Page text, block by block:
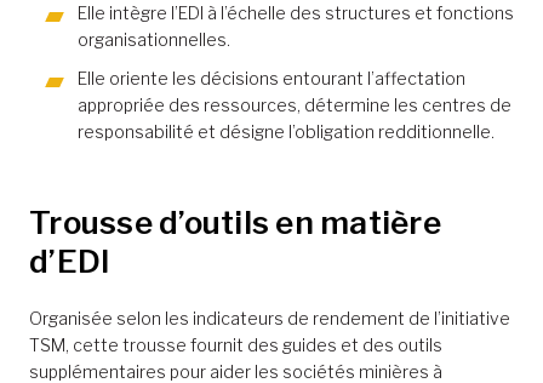
Elle intègre l’EDI à l’échelle des structures et fonctions
organisationnelles.
Elle oriente les décisions entourant l’affectation
appropriée des ressources, détermine les centres de
responsabilité et désigne l’obligation redditionnelle.
Trousse d’outils en matière
d’EDI
Organisée selon les indicateurs de rendement de l’initiative
TSM, cette trousse fournit des guides et des outils
supplémentaires pour aider les sociétés minières à